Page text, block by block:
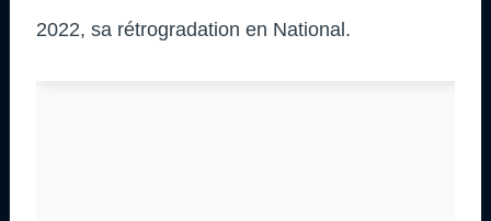
2022, sa rétrogradation en National.